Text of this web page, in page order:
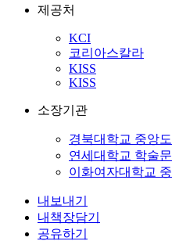
제공처
KCI
코리아스칼라
KISS
KISS
소장기관
경북대학교 중앙
연세대학교 학술
이화여자대학교
내보내기
내책장담기
공유하기